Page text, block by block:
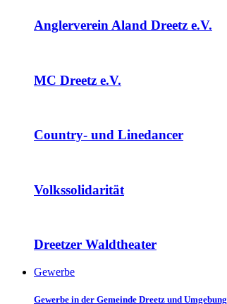
Anglerverein Aland Dreetz e.V.
MC Dreetz e.V.
Country- und Linedancer
Volkssolidarität
Dreetzer Waldtheater
Gewerbe
Gewerbe in der Gemeinde Dreetz und Umgebung